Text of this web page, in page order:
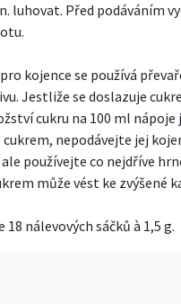
luhovat. Před podáváním
kojence se používá
Jestliže se doslazuje
cukru na 100 ml nápoje
nepodávejte jej
používejte co nejdříve
může vést ke zvýšené
18 nálevových sáčků à 1,5 g.